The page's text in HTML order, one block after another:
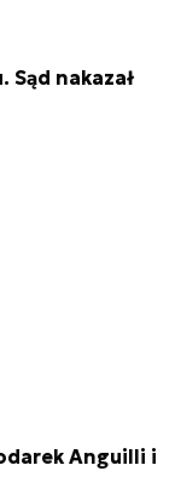
Sąd nakazał
Anguilli i